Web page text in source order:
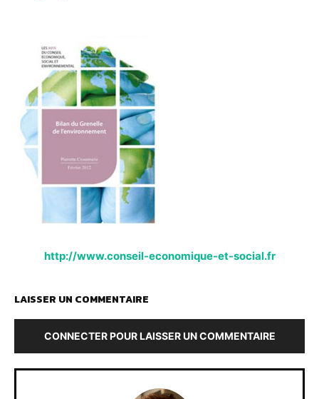
http://www.conseil-economique-et-social.fr
LAISSER UN COMMENTAIRE
CONNECTER POUR LAISSER UN COMMENTAIRE